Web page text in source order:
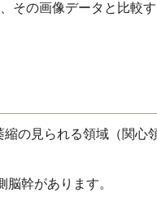
その画像データと比較
の見られる領域（関心
幹があります。